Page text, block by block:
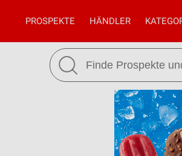
PROSPEKTE HÄNDLER